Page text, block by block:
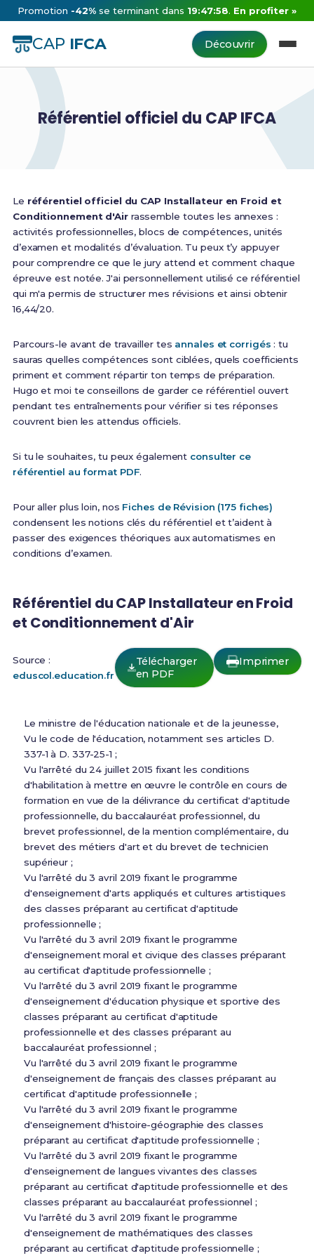
Promotion -42% se terminant dans 19:47:58. En profiter »
CAP IFCA Découvrir
Référentiel officiel du CAP IFCA
Le référentiel officiel du CAP Installateur en Froid et
Conditionnement d'Airrassemble toutes les annexes :
activités professionnelles, blocs de compétences, unités
d’examen et modalités d’évaluation. Tu peux t’y appuyer
pour comprendre ce que le jury attend et comment chaque
épreuve est notée. J'ai personnellement utilisé ce référentiel
qui m'a permis de structurer mes révisions et ainsi obtenir
16,44/20.
Parcours-le avant de travailler tes annales et corrigés : tu
sauras quelles compétences sont ciblées, quels coefficients
priment et comment répartir ton temps de préparation.
Hugo et moi te conseillons de garder ce référentiel ouvert
pendant tes entraînements pour vérifier si tes réponses
couvrent bien les attendus officiels.
Si tu le souhaites, tu peux également consulter ce
référentiel au format PDF.
Pour aller plus loin, nos Fiches de Révision (175 fiches)
condensent les notions clés du référentiel et t’aident à
passer des exigences théoriques aux automatismes en
conditions d’examen.
Référentiel du CAP Installateur en Froid
et Conditionnement d'Air
Source :
eduscol.education.fr
Télécharger
en PDF
Imprimer
Le ministre de l'éducation nationale et de la jeunesse,
Vu le code de l'éducation, notamment ses articles D.
337-1 à D. 337-25-1 ;
Vu l'arrêté du 24 juillet 2015 fixant les conditions
d'habilitation à mettre en œuvre le contrôle en cours de
formation en vue de la délivrance du certificat d'aptitude
professionnelle, du baccalauréat professionnel, du
brevet professionnel, de la mention complémentaire, du
brevet des métiers d'art et du brevet de technicien
supérieur ;
Vu l'arrêté du 3 avril 2019 fixant le programme
d'enseignement d'arts appliqués et cultures artistiques
des classes préparant au certificat d'aptitude
professionnelle ;
Vu l'arrêté du 3 avril 2019 fixant le programme
d'enseignement moral et civique des classes préparant
au certificat d'aptitude professionnelle ;
Vu l'arrêté du 3 avril 2019 fixant le programme
d'enseignement d'éducation physique et sportive des
classes préparant au certificat d'aptitude
professionnelle et des classes préparant au
baccalauréat professionnel ;
Vu l'arrêté du 3 avril 2019 fixant le programme
d'enseignement de français des classes préparant au
certificat d'aptitude professionnelle ;
Vu l'arrêté du 3 avril 2019 fixant le programme
d'enseignement d'histoire-géographie des classes
préparant au certificat d'aptitude professionnelle ;
Vu l'arrêté du 3 avril 2019 fixant le programme
d'enseignement de langues vivantes des classes
préparant au certificat d'aptitude professionnelle et des
classes préparant au baccalauréat professionnel ;
Vu l'arrêté du 3 avril 2019 fixant le programme
d'enseignement de mathématiques des classes
préparant au certificat d'aptitude professionnelle ;